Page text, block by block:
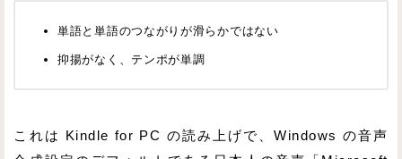
単語と単語のつながりが滑らかではない
抑揚がなく、テンポが単調
これは Kindle for PC の読み上げで、Windows の音声